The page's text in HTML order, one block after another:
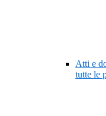
Atti e
tutte le